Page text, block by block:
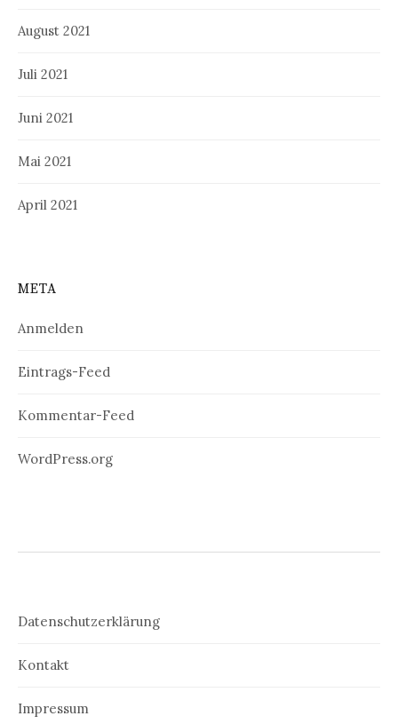
August 2021
Juli 2021
Juni 2021
Mai 2021
April 2021
META
Anmelden
Eintrags-Feed
Kommentar-Feed
WordPress.org
Datenschutzerklärung
Kontakt
Impressum